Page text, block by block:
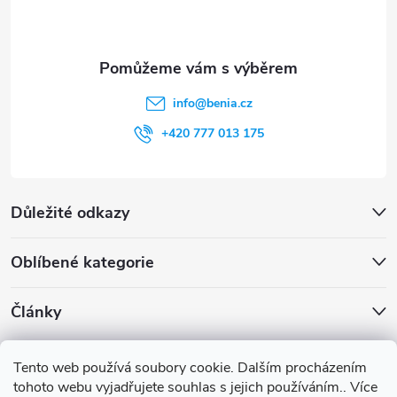
Tento web používá soubory cookie. Dalším procházením
tohoto webu vyjadřujete souhlas s jejich používáním.. Více
Důležité odkazy
Oblíbené kategorie
Články
info@benia.cz
+420 777 013 175